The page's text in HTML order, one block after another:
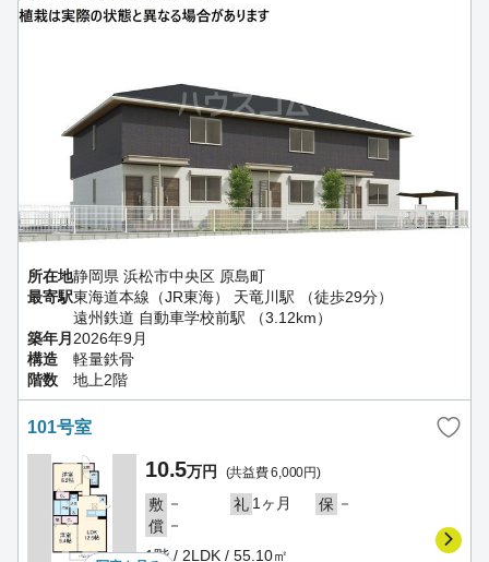
所在地静岡県 浜松市中央区 原島町
最寄駅東海道本線（JR東海） 天竜川駅 （徒歩29分）
遠州鉄道 自動車学校前駅 （3.12km）
築年月 2026年9月
構造
軽量鉄骨
階数
地上2階
101号室
10.5万円 (共益費 6,000円)
敷 － 礼 1ヶ月 保 －
償 －
1階 / 2LDK / 55.10㎡